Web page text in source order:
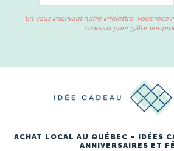
En vous inscrivant notre infolettre, vous
cadeaux pour gâter vos
ACHAT LOCAL AU QUÉBEC – IDÉES
ANNIVERSAIRES ET